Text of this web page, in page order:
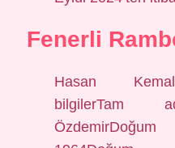
Fenerli
Hasan
bilgilerTam